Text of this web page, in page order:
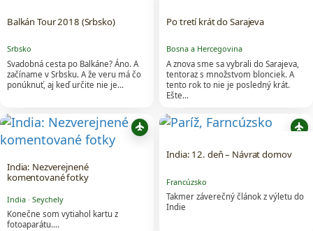
Balkán Tour 2018 (Srbsko)
Srbsko
Svadobná cesta po Balkáne? Áno. A
začíname v Srbsku. A že veru má čo
ponúknuť, aj keď určite nie je…
Po tretí krát do Sarajeva
Bosna a Hercegovina
A znova sme sa vybrali do Sarajeva,
tentoraz s množstvom blonciek. A
tento rok to nie je posledný krát.
Ešte…
flight
India: Nezverejnené
komentované fotky
India· Seychely
Konečne som vytiahol kartu z
fotoaparátu....
flight
India: 12. deň – Návrat domov
Francúzsko
Takmer záverečný článok z výletu do
Indie